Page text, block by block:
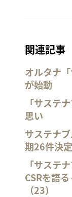
関連記事
オルタナ
が始動
「サステ
思い
サステナ
期26件決定
「サステ
CSRを語
（23）